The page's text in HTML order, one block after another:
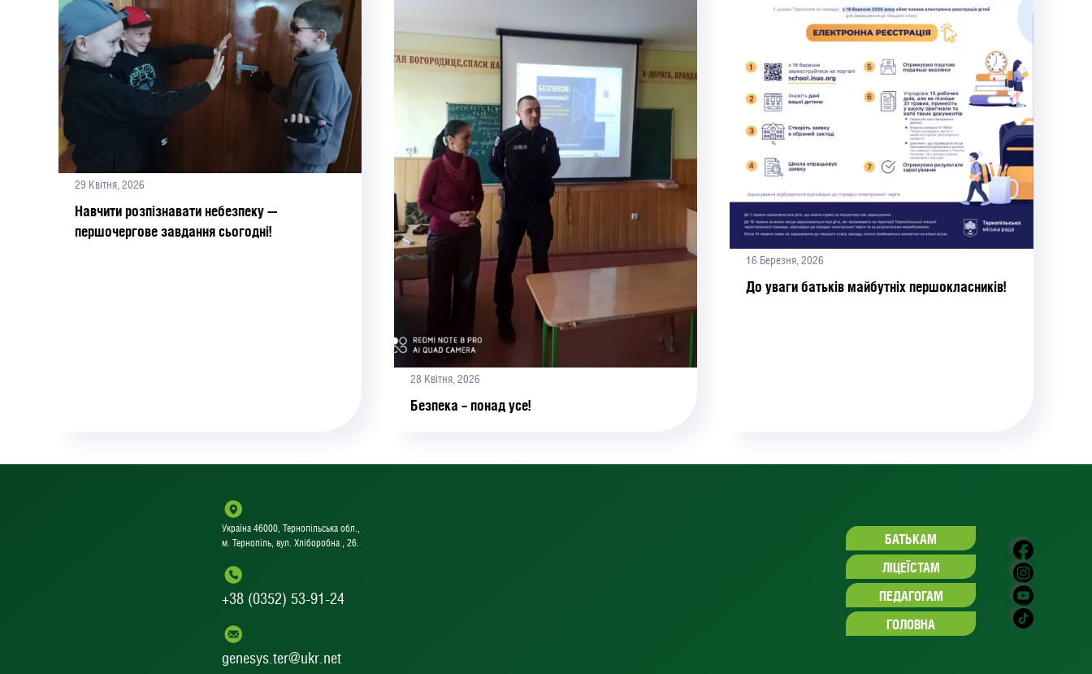
29 Квітня, 2026
Навчити розпізнавати небезпеку —
першочергове завдання сьогодні!
28 Квітня, 2026
Безпека – понад усе!
16 Березня, 2026
До уваги батьків майбутніх першокласників!
Україна 46000, Тернопільська обл.,
м. Тернопіль, вул. Хліборобна , 26.
+38 (0352) 53-91-24
genesys.ter@ukr.net
БАТЬКАМ
ЛІЦЕЇСТАМ
ПЕДАГОГАМ
ГОЛОВНА